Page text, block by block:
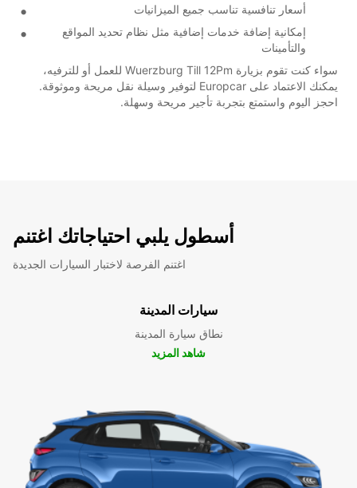
أسعار تنافسية تناسب جميع الميزانيات
إمكانية إضافة خدمات إضافية مثل نظام تحديد المواقع
والتأمينات
سواء كنت تقوم بزيارة Wuerzburg Till 12Pm للعمل أو للترفيه،
يمكنك الاعتماد على Europcar لتوفير وسيلة نقل مريحة وموثوقة.
احجز اليوم واستمتع بتجربة تأجير مريحة وسهلة.
أسطول يلبي احتياجاتك اغتنم
اغتنم الفرصة لاختبار السيارات الجديدة
سيارات المدينة
نطاق سيارة المدينة
شاهد المزيد